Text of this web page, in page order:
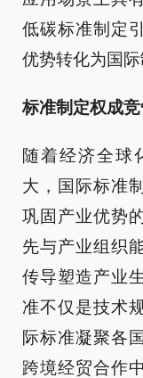
低碳标准制定
优势转化为国际
标准制定权成
随着经济全球
大，国际标准
巩固产业优势
先与产业组织
传导塑造产业
准不仅是技术
际标准凝聚各
跨境经贸合作